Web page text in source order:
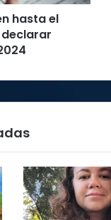
hasta el